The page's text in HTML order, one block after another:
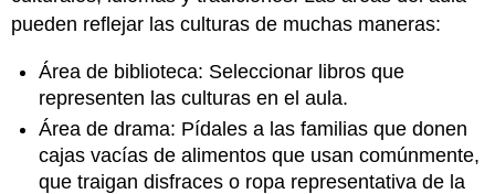
pueden reflejar las culturas de muchas maneras:
Área de biblioteca: Seleccionar libros que
representen las culturas en el aula.
Área de drama: Pídales a las familias que donen
cajas vacías de alimentos que usan comúnmente,
que traigan disfraces o ropa representativa de la